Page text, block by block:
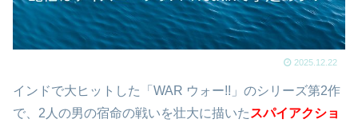
2025.12.22
インドで大ヒットした「WAR ウォー!!」のシリーズ第2作
で、2人の男の宿命の戦いを壮大に描いた スパイアクショ